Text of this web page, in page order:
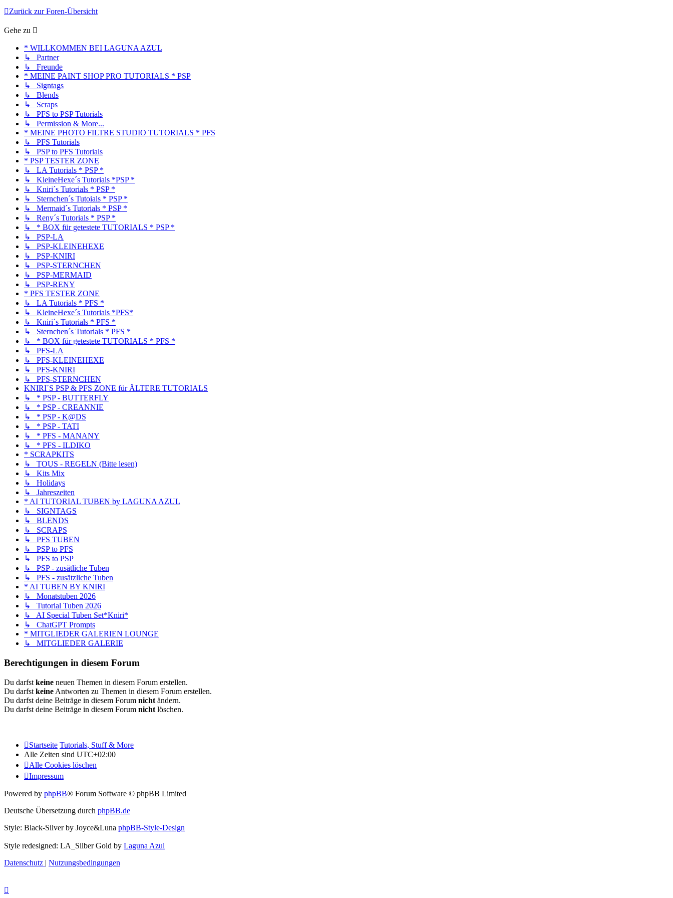
Zurück zur Foren-Übersicht
Gehe zu
* WILLKOMMEN BEI LAGUNA AZUL
↳ Partner
↳ Freunde
* MEINE PAINT SHOP PRO TUTORIALS * PSP
↳ Signtags
↳ Blends
↳ Scraps
↳ PFS to PSP Tutorials
↳ Permission & More...
* MEINE PHOTO FILTRE STUDIO TUTORIALS * PFS
↳ PFS Tutorials
↳ PSP to PFS Tutorials
* PSP TESTER ZONE
↳ LA Tutorials * PSP *
↳ KleineHexe´s Tutorials *PSP *
↳ Kniri´s Tutorials * PSP *
↳ Sternchen´s Tutoials * PSP *
↳ Mermaid´s Tutorials * PSP *
↳ Reny´s Tutorials * PSP *
↳ * BOX für getestete TUTORIALS * PSP *
↳ PSP-LA
↳ PSP-KLEINEHEXE
↳ PSP-KNIRI
↳ PSP-STERNCHEN
↳ PSP-MERMAID
↳ PSP-RENY
* PFS TESTER ZONE
↳ LA Tutorials * PFS *
↳ KleineHexe´s Tutorials *PFS*
↳ Kniri´s Tutorials * PFS *
↳ Sternchen´s Tutorials * PFS *
↳ * BOX für getestete TUTORIALS * PFS *
↳ PFS-LA
↳ PFS-KLEINEHEXE
↳ PFS-KNIRI
↳ PFS-STERNCHEN
KNIRI´S PSP & PFS ZONE für ÄLTERE TUTORIALS
↳ * PSP - BUTTERFLY
↳ * PSP - CREANNIE
↳ * PSP - K@DS
↳ * PSP - TATI
↳ * PFS - MANANY
↳ * PFS - ILDIKO
* SCRAPKITS
↳ TOUS - REGELN (Bitte lesen)
↳ Kits Mix
↳ Holidays
↳ Jahreszeiten
* AI TUTORIAL TUBEN by LAGUNA AZUL
↳ SIGNTAGS
↳ BLENDS
↳ SCRAPS
↳ PFS TUBEN
↳ PSP to PFS
↳ PFS to PSP
↳ PSP - zusätliche Tuben
↳ PFS - zusätzliche Tuben
* AI TUBEN BY KNIRI
↳ Monatstuben 2026
↳ Tutorial Tuben 2026
↳ AI Special Tuben Set*Kniri*
↳ ChatGPT Prompts
* MITGLIEDER GALERIEN LOUNGE
↳ MITGLIEDER GALERIE
Berechtigungen in diesem Forum
Du darfst keine neuen Themen in diesem Forum erstellen.
Du darfst keine Antworten zu Themen in diesem Forum erstellen.
Du darfst deine Beiträge in diesem Forum nicht ändern.
Du darfst deine Beiträge in diesem Forum nicht löschen.
Startseite Tutorials, Stuff & More
Alle Zeiten sind UTC+02:00
Alle Cookies löschen
Impressum
Powered by phpBB® Forum Software © phpBB Limited
Deutsche Übersetzung durch phpBB.de
Style: Black-Silver by Joyce&Luna phpBB-Style-Design
Style redesigned: LA_Silber Gold by Laguna Azul
Datenschutz | Nutzungsbedingungen